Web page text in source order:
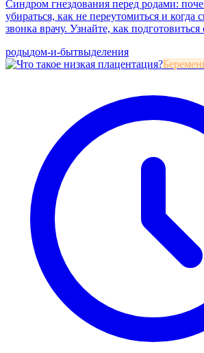
Синдром гнездования перед родами:
убираться, как не переутомиться и
звонка врачу. Узнайте, как
родыдом-и-бытвыделения